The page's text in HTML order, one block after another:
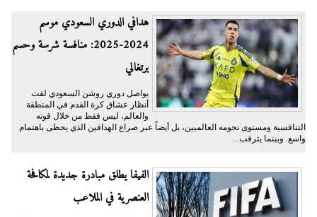
هدافي الدوري السعودي موسم
2024-2025: منافسة شرسة وحسم
برتغالي
يواصل دوري روشن السعودي لفت
أنظار عشاق كرة القدم في المنطقة
والعالم، ليس فقط من خلال قوته
التنافسية ومستوى نجومه العالميين، بل أيضاً عبر صراع الهدافين الذي يحظى باهتمام
واسع. وبينما يترقب...
الفيفا يطلق مبادرة جديدة لمكافحة
العنصرية في الملاعب